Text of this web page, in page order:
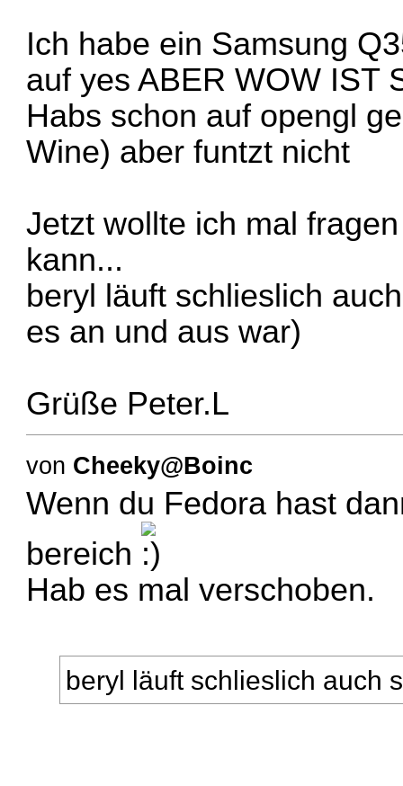
Ich habe ein Samsung
auf yes ABER WOW IST
Habs schon auf opengl
Wine) aber funtzt nicht
Jetzt wollte ich mal
kann...
beryl läuft schlieslich
es an und aus war)
Grüße Peter.L
von Cheeky@Boinc
Wenn du Fedora hast
bereich
Hab es mal verschoben.
beryl läuft schlieslich auch